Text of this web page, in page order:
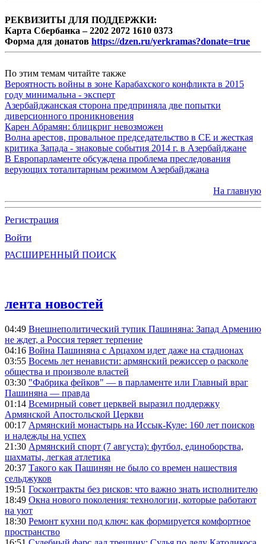
РЕКВИЗИТЫ ДЛЯ ПОДДЕРЖКИ:
Карта Сбербанка – 2202 2072 1610 0373
Форма для донатов https://dzen.ru/yerkramas?donate=true
По этим темам читайте также
Вероятность войны в зоне Карабахского конфликта в 2015
году минимальна - эксперт
Азербайджанская сторона предприняла две попытки
диверсионного проникновения
Карен Абрамян: блицкриг невозможен
Волна арестов, провальное председательство в СЕ и жесткая
критика Запада - знаковые события 2014 г. в Азербайджане
В Европарламенте обсуждена проблема преследования
верующих тоталитарным режимом Азербайджана
На главную
Регистрация
Войти
РАСШИРЕННЫЙ ПОИСК
лента новостей
04:49 Внешнеполитический тупик Пашиняна: Запад Армению
не ждет, а Россия теряет терпение
04:16 Война Пашиняна с Арцахом идет даже на стадионах
03:55 Восемь лет ненависти: армянский режиссер о расколе
общества и произволе властей
03:30 "Фабрика фейков" — в парламенте или Главный враг
Пашиняна — правда
01:14 Всемирный совет церквей выразил поддержку
Армянской Апостольской Церкви
00:17 Армянский монастырь на Иссык-Куле: 160 лет поисков
и надежды на успех
21:30 Армянский спорт (7 августа): футбол, единоборства,
шахматы, легкая атлетика
20:37 Такого как Пашинян не было со времен нашествия
сельджуков
19:51 Госконтракты без рисков: что важно знать исполнителю
18:49 Окна нового поколения: технологии, которые работают
на уют
18:30 Ремонт кухни под ключ: как формируется комфортное
пространство